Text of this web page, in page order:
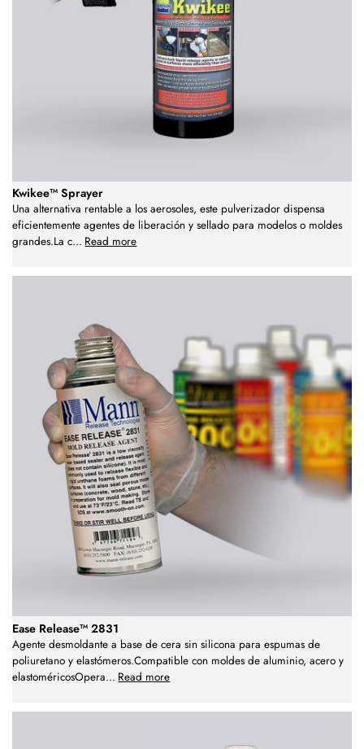
Kwikee™ Sprayer
Una alternativa rentable a los aerosoles, este pulverizador dispensa
eficientemente agentes de liberación y sellado para modelos o moldes
grandes.La c... Read more
Ease Release™ 2831
Agente desmoldante a base de cera sin silicona para espumas de
poliuretano y elastómeros.Compatible con moldes de aluminio, acero y
elastoméricosOpera... Read more